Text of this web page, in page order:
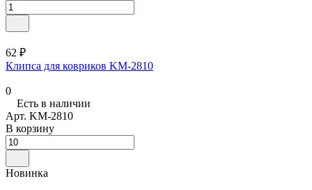
62 ₽
Клипса для ковриков KM-2810
0
Есть в наличии
Арт. KM-2810
В корзину
Новинка